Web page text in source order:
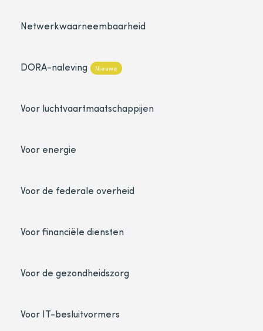
Netwerkwaarneembaarheid
DORA-naleving Nieuwe
Voor luchtvaartmaatschappijen
Voor energie
Voor de federale overheid
Voor financiële diensten
Voor de gezondheidszorg
Voor IT-besluitvormers